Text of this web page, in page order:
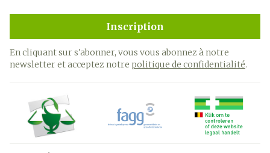
Inscription
En cliquant sur s'abonner, vous vous abonnez à notre
newsletter et acceptez notre politique de confidentialité.